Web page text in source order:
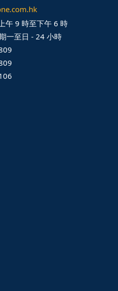
午 9 時至下午 6 時
一至日 - 24 小時